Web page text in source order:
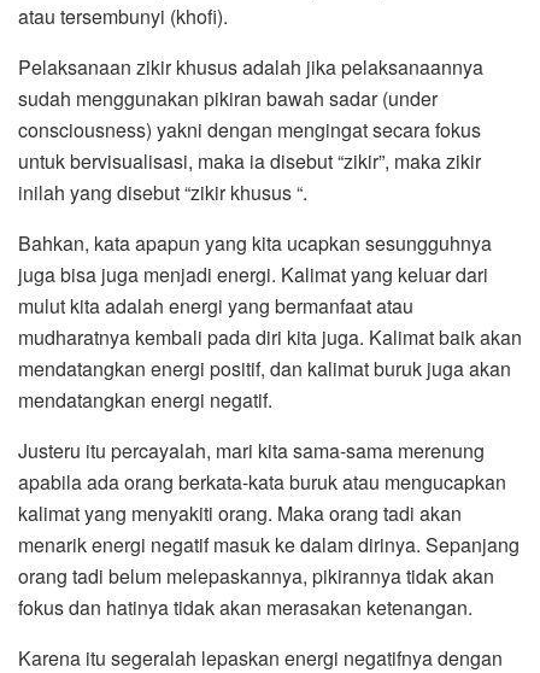
atau tersembunyi (khofi).
Pelaksanaan zikir khusus adalah jika pelaksanaannya
sudah menggunakan pikiran bawah sadar (under
consciousness) yakni dengan mengingat secara fokus
untuk bervisualisasi, maka ia disebut “zikir”, maka zikir
inilah yang disebut “zikir khusus “.
Bahkan, kata apapun yang kita ucapkan sesungguhnya
juga bisa juga menjadi energi. Kalimat yang keluar dari
mulut kita adalah energi yang bermanfaat atau
mudharatnya kembali pada diri kita juga. Kalimat baik akan
mendatangkan energi positif, dan kalimat buruk juga akan
mendatangkan energi negatif.
Justeru itu percayalah, mari kita sama-sama merenung
apabila ada orang berkata-kata buruk atau mengucapkan
kalimat yang menyakiti orang. Maka orang tadi akan
menarik energi negatif masuk ke dalam dirinya. Sepanjang
orang tadi belum melepaskannya, pikirannya tidak akan
fokus dan hatinya tidak akan merasakan ketenangan.
Karena itu segeralah lepaskan energi negatifnya dengan